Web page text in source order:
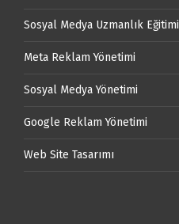
Sosyal Medya Uzmanlık Eğitimi
Meta Reklam Yönetimi
Sosyal Medya Yönetimi
Google Reklam Yönetimi
Web Site Tasarımı